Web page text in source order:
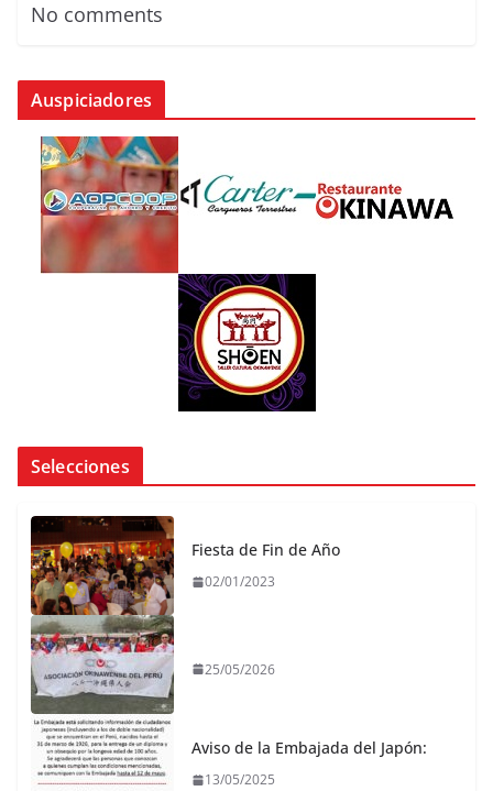
No comments
Auspiciadores
Selecciones
Fiesta de Fin de Año
02/01/2023
25/05/2026
Aviso de la Embajada del Japón:
13/05/2025